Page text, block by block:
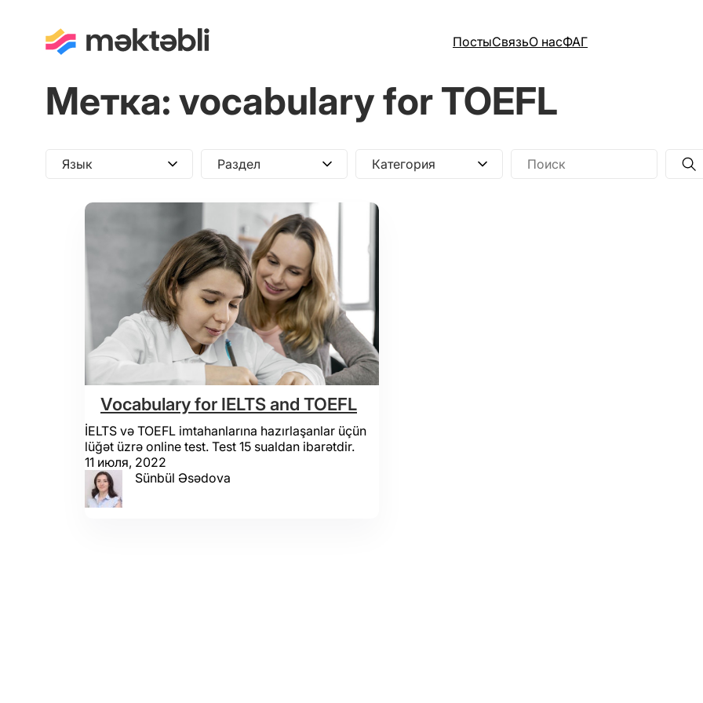
ПостыСвязьО насФАГ
Метка: vocabulary for TOEFL
Vocabulary for IELTS and TOEFL
İELTS və TOEFL imtahanlarına hazırlaşanlar üçün
lüğət üzrə online test. Test 15 sualdan ibarətdir.
11 июля, 2022
Sünbül Əsədova